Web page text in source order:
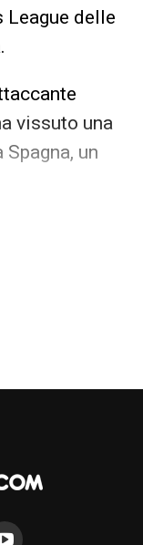
League delle
vissuto una
un
un anno fa